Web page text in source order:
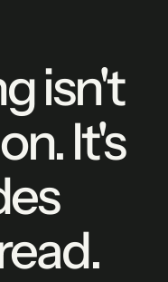
isn't
It's